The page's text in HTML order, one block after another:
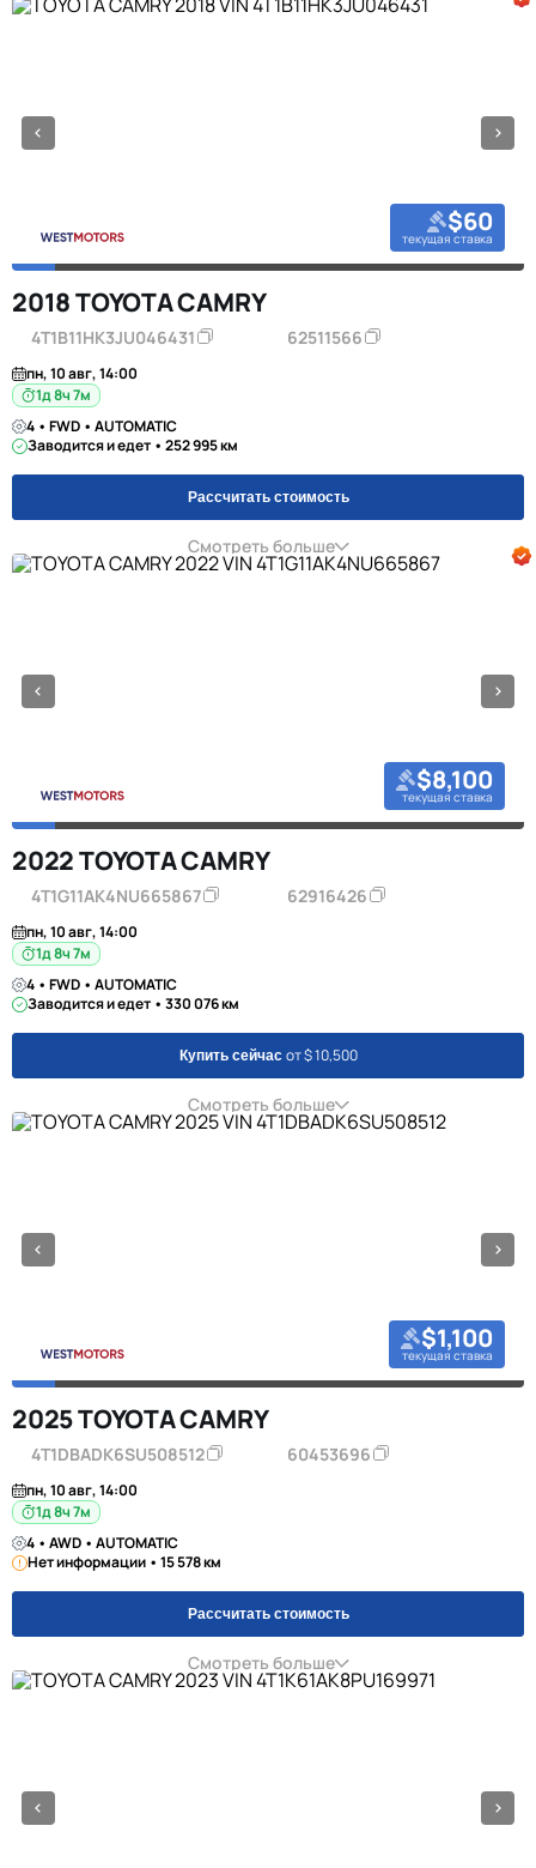
$60
текущая ставка
2018 TOYOTA CAMRY
4T1B11HK3JU046431 62511566
пн, 10 авг, 14:00
1д 8ч 7м
4 • FWD • AUTOMATIC
Заводится и едет • 252 995 км
Рассчитать стоимость
Смотреть больше
$8,100
текущая ставка
2022 TOYOTA CAMRY
4T1G11AK4NU665867 62916426
пн, 10 авг, 14:00
1д 8ч 7м
4 • FWD • AUTOMATIC
Заводится и едет • 330 076 км
Купить сейчас от $ 10,500
Смотреть больше
$1,100
текущая ставка
2025 TOYOTA CAMRY
4T1DBADK6SU508512 60453696
пн, 10 авг, 14:00
1д 8ч 7м
4 • AWD • AUTOMATIC
Нет информации • 15 578 км
Рассчитать стоимость
Смотреть больше